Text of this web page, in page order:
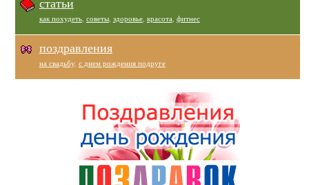
статьи
как похудеть, советы, здоровье, красота фитнес
поздравления
на свадьбу, с днем рождения подруге